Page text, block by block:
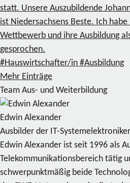
statt. Unsere Auszubildende
ist Niedersachsens Beste. Ich
Wettbewerb und ihre Ausbildung
gesprochen.
#Hauswirtschafter/in #Ausbildung
Mehr Einträge
Team Aus- und Weiterbildung
Edwin Alexander
Ausbilder der IT-Systemelektroniker
Edwin Alexander ist seit 1996 als
Telekommunikationsbereich tätig
schwerpunktmäßig beide